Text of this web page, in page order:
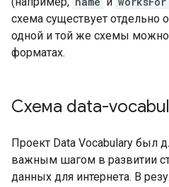
схема существует отдельно
одной и той же схемы
форматах.
Схема data-
Проект Data Vocabulary был
важным шагом в развитии
данных для интернета. В